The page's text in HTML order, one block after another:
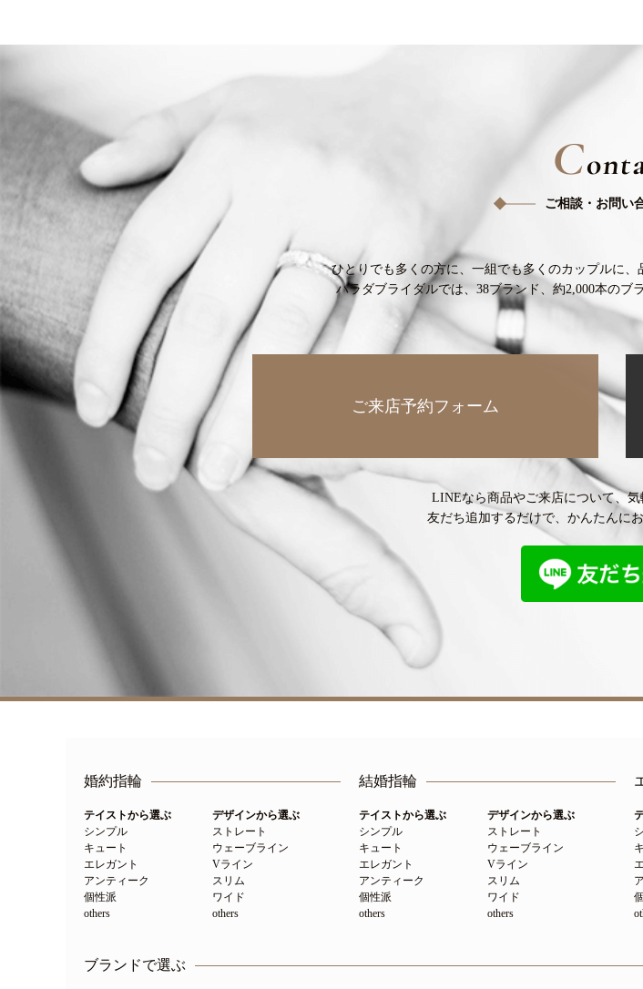
C
ご相談・お問い
ひとりでも多くの方に、 一組でも多くのカップルに、
ハラダブライダルでは、38ブランド、 約2,000本のブ
ご来店予約フォーム
LINEなら商品やご来店について、気
友だち追加するだけで、 かんたんに
婚約指輪
テイストから選ぶ
シンプル
キュート
エレガント
アンティーク
個性派
others
デザインから選ぶ
ストレート
ウェーブライン
Vライン
スリム
ワイド
others
結婚指輪
テイストから選ぶ
シンプル
キュート
エレガント
アンティーク
個性派
others
デザインから選ぶ
ストレート
ウェーブライン
Vライン
スリム
ワイド
others
ブランドで選ぶ